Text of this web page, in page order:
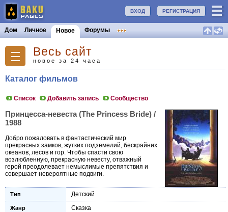
РЕГИСТРАЦИЯ
ВХОД
Дом Личное Новое Форумы
Весь сайт
новое за 24 часа
Каталог фильмов
Список Добавить запись Сообщество
Принцесса-невеста (The Princess Bride) /
1988
Добро пожаловать в фантастический мир
прекрасных замков, жутких подземелий, бескрайних
океанов, лесов и гор. Чтобы спасти свою
возлюбленную, прекрасную невесту, отважный
герой преодолевает немыслимые препятствия и
совершает невероятные подвиги.
Тип Детский
Жанр Сказка